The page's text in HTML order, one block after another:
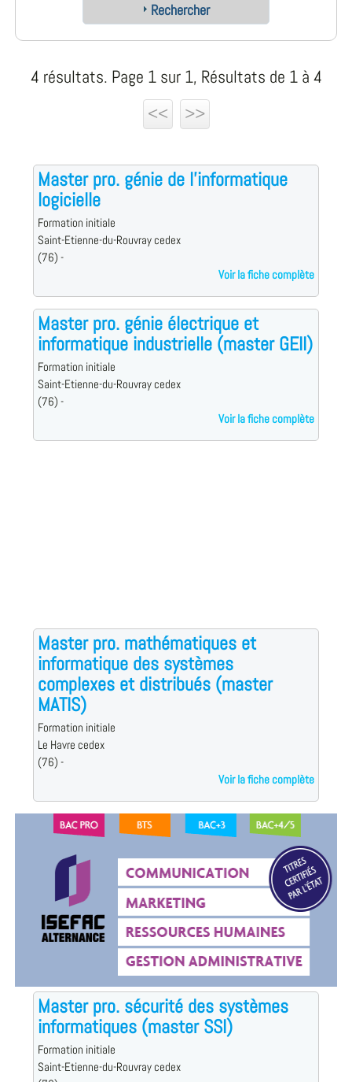
Rechercher
4 résultats. Page 1 sur 1, Résultats de 1 à 4
<<
>>
Master pro. génie de l'informatique
logicielle
Formation initiale
Saint-Etienne-du-Rouvray cedex
(76) -
Voir la fiche complète
Master pro. génie électrique et
informatique industrielle (master GEII)
Formation initiale
Saint-Etienne-du-Rouvray cedex
(76) -
Voir la fiche complète
Master pro. mathématiques et
informatique des systèmes
complexes et distribués (master
MATIS)
Formation initiale
Le Havre cedex
(76) -
Voir la fiche complète
Master pro. sécurité des systèmes
informatiques (master SSI)
Formation initiale
Saint-Etienne-du-Rouvray cedex